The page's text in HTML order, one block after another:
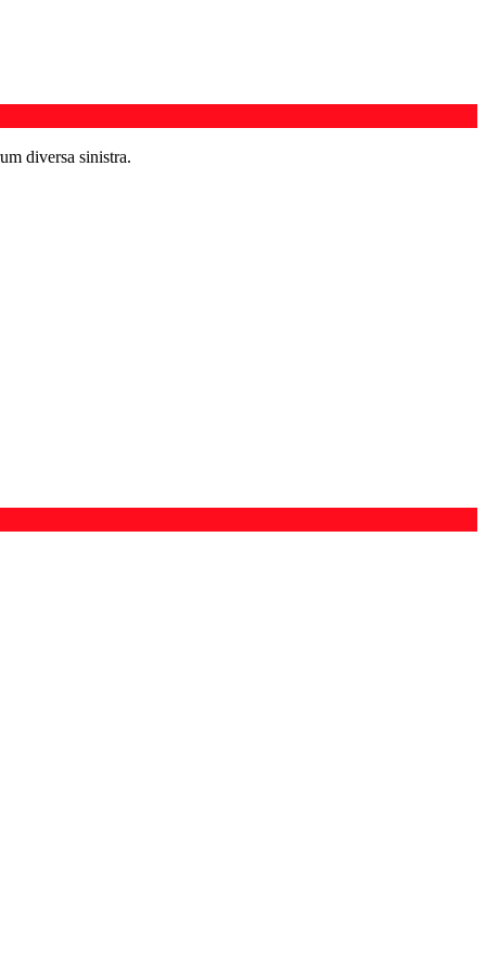
diversa sinistra.